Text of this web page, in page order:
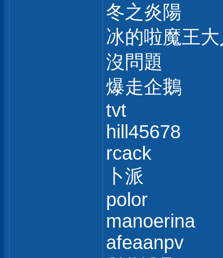
冬之炎陽
冰的啦魔王
沒問題
爆走企鵝
tvt
hill45678
rcack
卜派
polor
manoerina
afeaanpv